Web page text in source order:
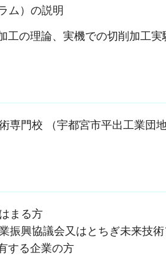
の説明
工の理論、実機での切削加工実
専門校 （宇都宮市平出工業団地
まる方
振興協議会又はとちぎ未来技
る企業の方